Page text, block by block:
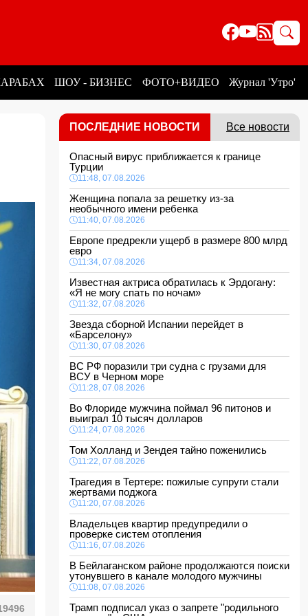
ШОУ - БИЗНЕС ФОТО+ВИДЕО Журнал 'Утро'
ПОСЛЕДНИЕ НОВОСТИ Все новости
Опасный вирус приближается к границе
Турции
11:48, 07.08.2026
Женщина попала за решетку из-за
необычного имени ребенка
11:40, 07.08.2026
Европе предрекли ущерб в размере 800 млрд
евро
11:34, 07.08.2026
Известная актриса обратилась к Эрдогану:
«Я не могу спать по ночам»
11:32, 07.08.2026
Звезда сборной Испании перейдет в
«Барселону»
11:30, 07.08.2026
ВС РФ поразили три судна с грузами для
ВСУ в Черном море
11:28, 07.08.2026
Во Флориде мужчина поймал 96 питонов и
выиграл 10 тысяч долларов
11:24, 07.08.2026
Том Холланд и Зендея тайно поженились
11:22, 07.08.2026
Трагедия в Тертере: пожилые супруги стали
жертвами поджога
11:20, 07.08.2026
Владельцев квартир предупредили о
проверке систем отопления
11:16, 07.08.2026
В Бейлаганском районе продолжаются поиски
утонувшего в канале молодого мужчины
11:08, 07.08.2026
Трамп подписал указ о запрете "родильного